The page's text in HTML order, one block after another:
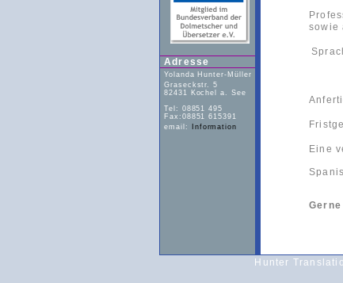
Adresse
Yolanda Hunter-Müller
Graseckstr. 5
82431 Kochel a. See
Tel: 08851 495
Fax:08851 615391
email:
Information
sowie
Eine
Hunter